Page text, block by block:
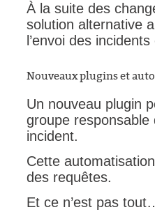
À la suite des
solution alternative
l’envoi des
Nouveaux plugins et
Un nouveau plugin
groupe responsable
incident.
Cette
des requêtes.
Et ce n’est pas